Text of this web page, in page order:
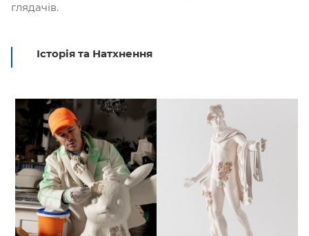
глядачів.
Історія та Натхнення